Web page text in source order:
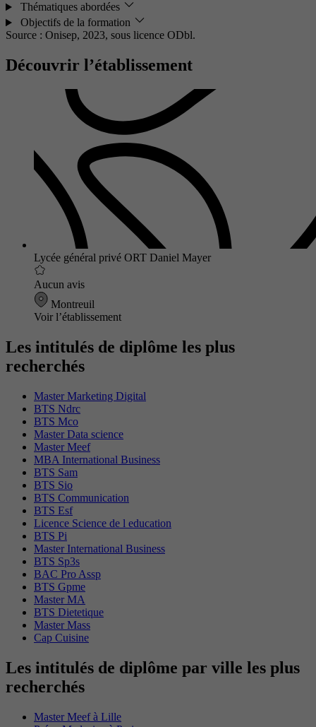
Thématiques abordées
Objectifs de la formation
Source : Onisep, 2023, sous licence ODbl.
Découvrir l’établissement
Lycée général privé ORT Daniel Mayer
Aucun avis
Montreuil
Voir l’établissement
Les intitulés de diplôme les plus
recherchés
Master Marketing Digital
BTS Ndrc
BTS Mco
Master Data science
Master Meef
MBA International Business
BTS Sam
BTS Sio
BTS Communication
BTS Esf
Licence Science de l education
BTS Pi
Master International Business
BTS Sp3s
BAC Pro Assp
BTS Gpme
Master MA
BTS Dietetique
Master Mass
Cap Cuisine
Les intitulés de diplôme par ville les plus
recherchés
Master Meef à Lille